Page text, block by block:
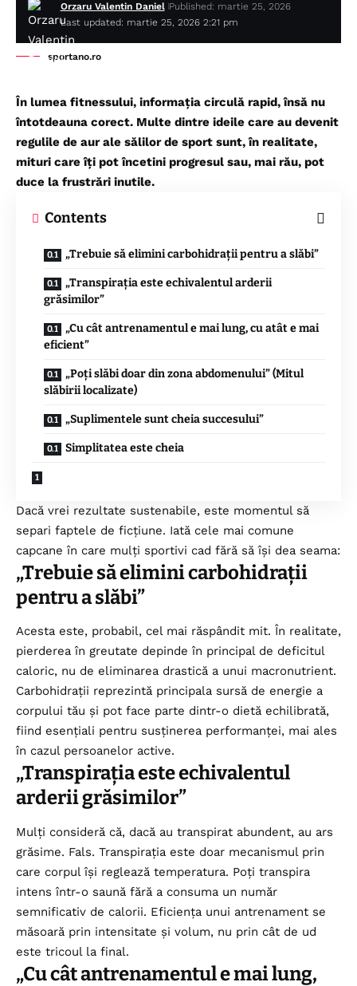
Last updated: martie 25, 2026 2:21 pm
Orzaru Valentin Daniel Published: martie 25, 2026
sportano.ro
În lumea fitnessului, informația circulă rapid, însă nu
întotdeauna corect. Multe dintre ideile care au devenit
regulile de aur ale sălilor de sport sunt, în realitate,
mituri care îți pot încetini progresul sau, mai rău, pot
duce la frustrări inutile.
Contents
„Trebuie să elimini carbohidrații pentru a slăbi”
„Transpirația este echivalentul arderii
grăsimilor”
„Cu cât antrenamentul e mai lung, cu atât e mai
eficient”
„Poți slăbi doar din zona abdomenului” (Mitul
slăbirii localizate)
„Suplimentele sunt cheia succesului”
Simplitatea este cheia
Dacă vrei rezultate sustenabile, este momentul să
separi faptele de ficțiune. Iată cele mai comune
capcane în care mulți sportivi cad fără să își dea seama:
„Trebuie să elimini carbohidrații
pentru a slăbi”
Acesta este, probabil, cel mai răspândit mit. În realitate,
pierderea în greutate depinde în principal de deficitul
caloric, nu de eliminarea drastică a unui macronutrient.
Carbohidrații reprezintă principala sursă de energie a
corpului tău și pot face parte dintr-o dietă echilibrată,
fiind esențiali pentru susținerea performanței, mai ales
în cazul persoanelor active.
„Transpirația este echivalentul
arderii grăsimilor”
Mulți consideră că, dacă au transpirat abundent, au ars
grăsime. Fals. Transpirația este doar mecanismul prin
care corpul își reglează temperatura. Poți transpira
intens într-o saună fără a consuma un număr
semnificativ de calorii. Eficiența unui antrenament se
măsoară prin intensitate și volum, nu prin cât de ud
este tricoul la final.
„Cu cât antrenamentul e mai lung,